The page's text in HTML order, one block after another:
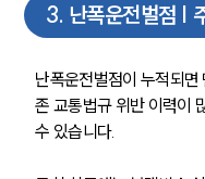
3. 난폭운전벌점 |
난폭운전벌점이 누적되
존 교통법규 위반 이력이
수 있습니다.